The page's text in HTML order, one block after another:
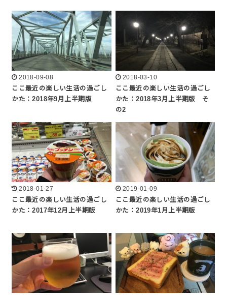
2018-09-08
ここ最近の楽しい生活の過ごし
かた：2018年9月上半期版
2018-03-10
ここ最近の楽しい生活の過ごし
かた：2018年3月上半期版 そ
の2
2018-01-27
ここ最近の楽しい生活の過ごし
かた：2017年12月上半期版
2019-01-09
ここ最近の楽しい生活の過ごし
かた：2019年1月上半期版